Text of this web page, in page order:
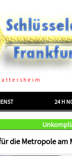
24 H
die Metropole am